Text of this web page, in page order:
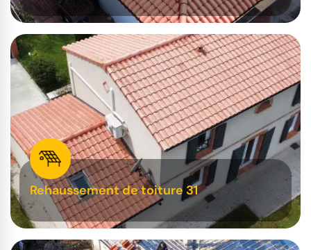
Rehaussement de toiture 31